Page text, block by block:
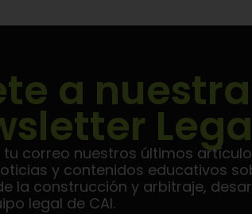
a nuestra
tu correo nuestros últimos
y contenidos educativos
la construcción y arbitraje,
legal de CAI.